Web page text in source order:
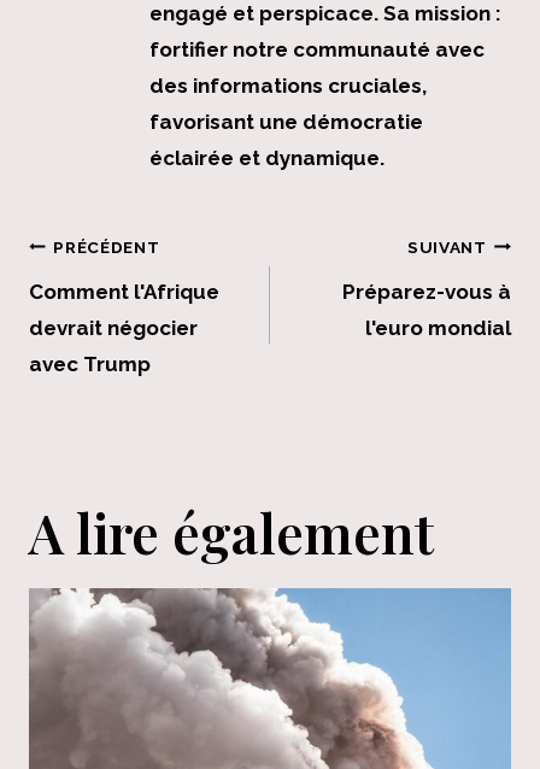
engagé et perspicace. Sa mission :
fortifier notre communauté avec
des informations cruciales,
favorisant une démocratie
éclairée et dynamique.
Navigation
de
l’article
PRÉCÉDENT
Comment l'Afrique
devrait négocier
avec Trump
SUIVANT
Préparez-vous à
l'euro mondial
A lire également